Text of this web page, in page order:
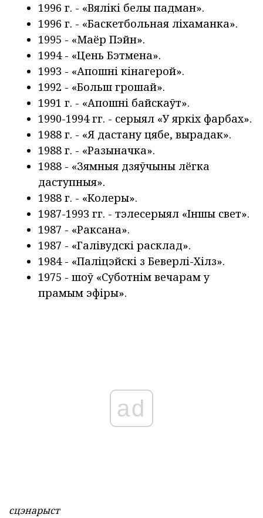
1996 г. - «Вялікі белы падман».
1996 г. - «Баскетбольная ліхаманка».
1995 - «Маёр Пэйн».
1994 - «Цень Бэтмена».
1993 - «Апошні кінагерой».
1992 - «Больш грошай».
1991 г. - «Апошні байскаўт».
1990-1994 гг. - серыял «У яркіх фарбах».
1988 г. - «Я дастану цябе, вырадак».
1988 г. - «Разыначка».
1988 - «Зямныя дзяўчыны лёгка
даступныя».
1988 г. - «Колеры».
1987-1993 гг. - тэлесерыял «Іншы свет».
1987 - «Раксана».
1987 - «Галівудскі расклад».
1984 - «Паліцэйскі з Беверлі-Хілз».
1975 - шоў «Суботнім вечарам у
прамым эфіры».
ad
сцэнарыст